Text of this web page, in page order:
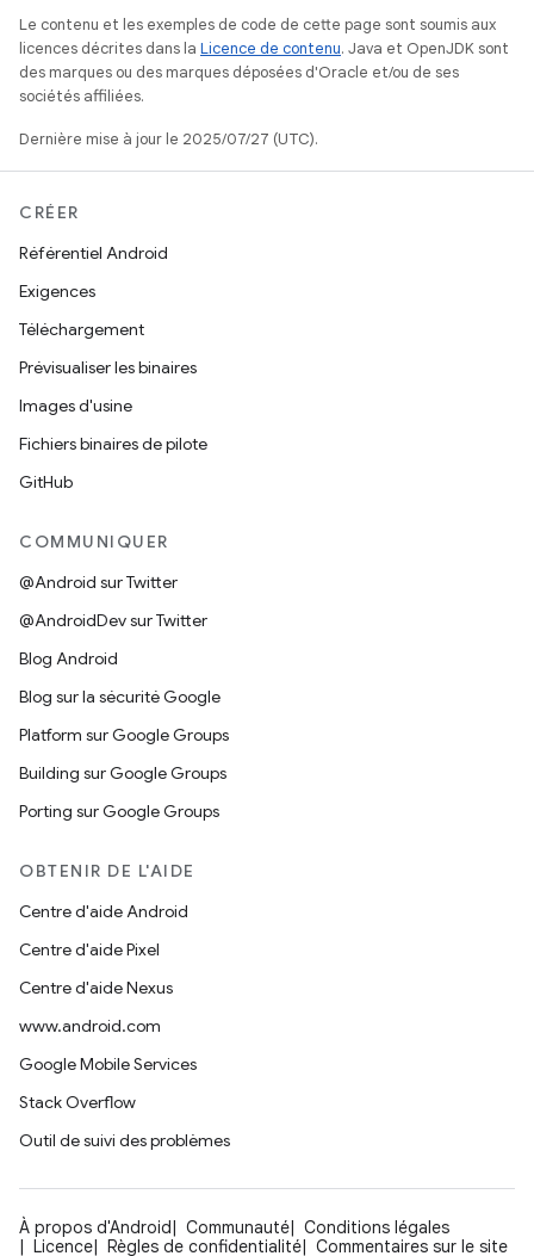
Le contenu et les exemples de code de cette page sont soumis aux
licences décrites dans la Licence de contenu. Java et OpenJDK sont
des marques ou des marques déposées d'Oracle et/ou de ses
sociétés affiliées.
Dernière mise à jour le 2025/07/27 (UTC).
CRÉER
Référentiel Android
Exigences
Téléchargement
Prévisualiser les binaires
Images d'usine
Fichiers binaires de pilote
GitHub
COMMUNIQUER
@Android sur Twitter
@AndroidDev sur Twitter
Blog Android
Blog sur la sécurité Google
Platform sur Google Groups
Building sur Google Groups
Porting sur Google Groups
OBTENIR DE L'AIDE
Centre d'aide Android
Centre d'aide Pixel
Centre d'aide Nexus
www.android.com
Google Mobile Services
Stack Overflow
Outil de suivi des problèmes
À propos d'Android Communauté
Conditions légales
Licence
Règles de confidentialité
Commentaires sur le site